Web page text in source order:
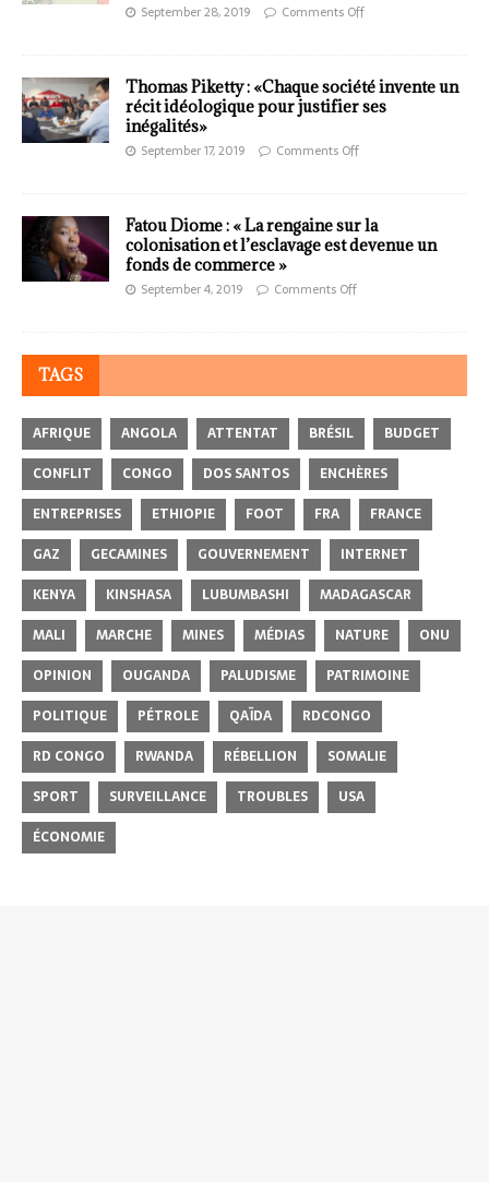
September 28, 2019 Comments Off
Thomas Piketty : «Chaque société invente un
récit idéologique pour justifier ses
inégalités»
September 17, 2019 Comments Off
Fatou Diome : « La rengaine sur la
colonisation et l’esclavage est devenue un
fonds de commerce »
September 4, 2019 Comments Off
TAGS
AFRIQUE ANGOLA ATTENTAT BRÉSIL
BUDGET
CONFLIT
CONGO DOS SANTOS
ENCHÈRES
ENTREPRISES
ETHIOPIE FOOT FRA
FRANCE
GAZ
GECAMINES GOUVERNEMENT
INTERNET
KENYA
KINSHASA LUBUMBASHI
MADAGASCAR
MALI
MARCHE MINES MÉDIAS NATURE
ONU
OPINION
OUGANDA PALUDISME
PATRIMOINE
POLITIQUE
PÉTROLE QAÏDA
RDCONGO
RD CONGO
RWANDA RÉBELLION
SOMALIE
SPORT
SURVEILLANCE TROUBLES
USA
ÉCONOMIE